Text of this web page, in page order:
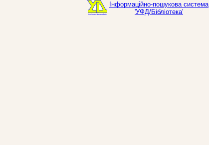
Інформаційно-пошукова система
'УФД/Бібліотека'